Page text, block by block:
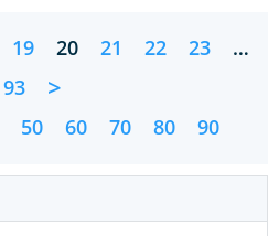
19 20 21 22 23
…
93
>
50 60 70 80 90